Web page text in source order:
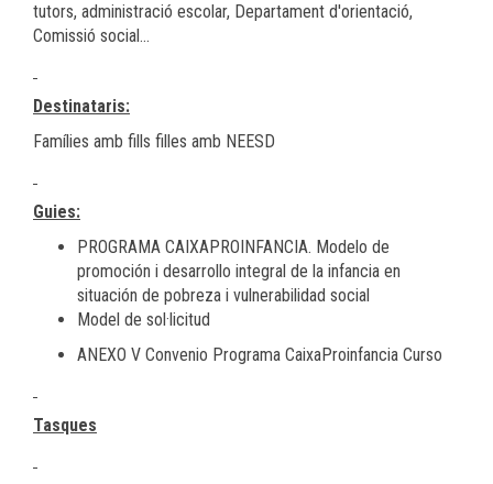
tutors, administració escolar, Departament d'orientació,
Comissió social...
Destinataris:
Famílies amb fills filles amb NEESD
Guies:
PROGRAMA CAIXAPROINFANCIA. Modelo de
promoción i desarrollo integral de la infancia en
situación de pobreza i vulnerabilidad social
Model de sol·licitud
ANEXO V Convenio Programa CaixaProinfancia Curso
Tasques